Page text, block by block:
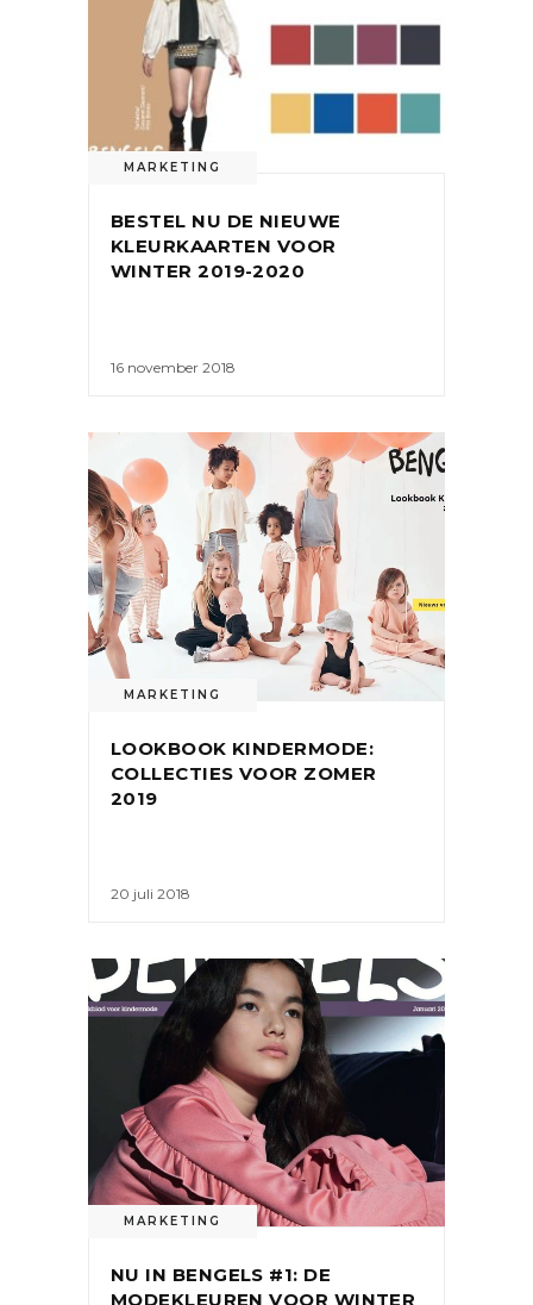
MARKETING
BESTEL NU DE NIEUWE
KLEURKAARTEN VOOR
WINTER 2019-2020
16 november 2018
MARKETING
LOOKBOOK KINDERMODE:
COLLECTIES VOOR ZOMER
2019
20 juli 2018
MARKETING
NU IN BENGELS #1: DE
MODEKLEUREN VOOR WINTER